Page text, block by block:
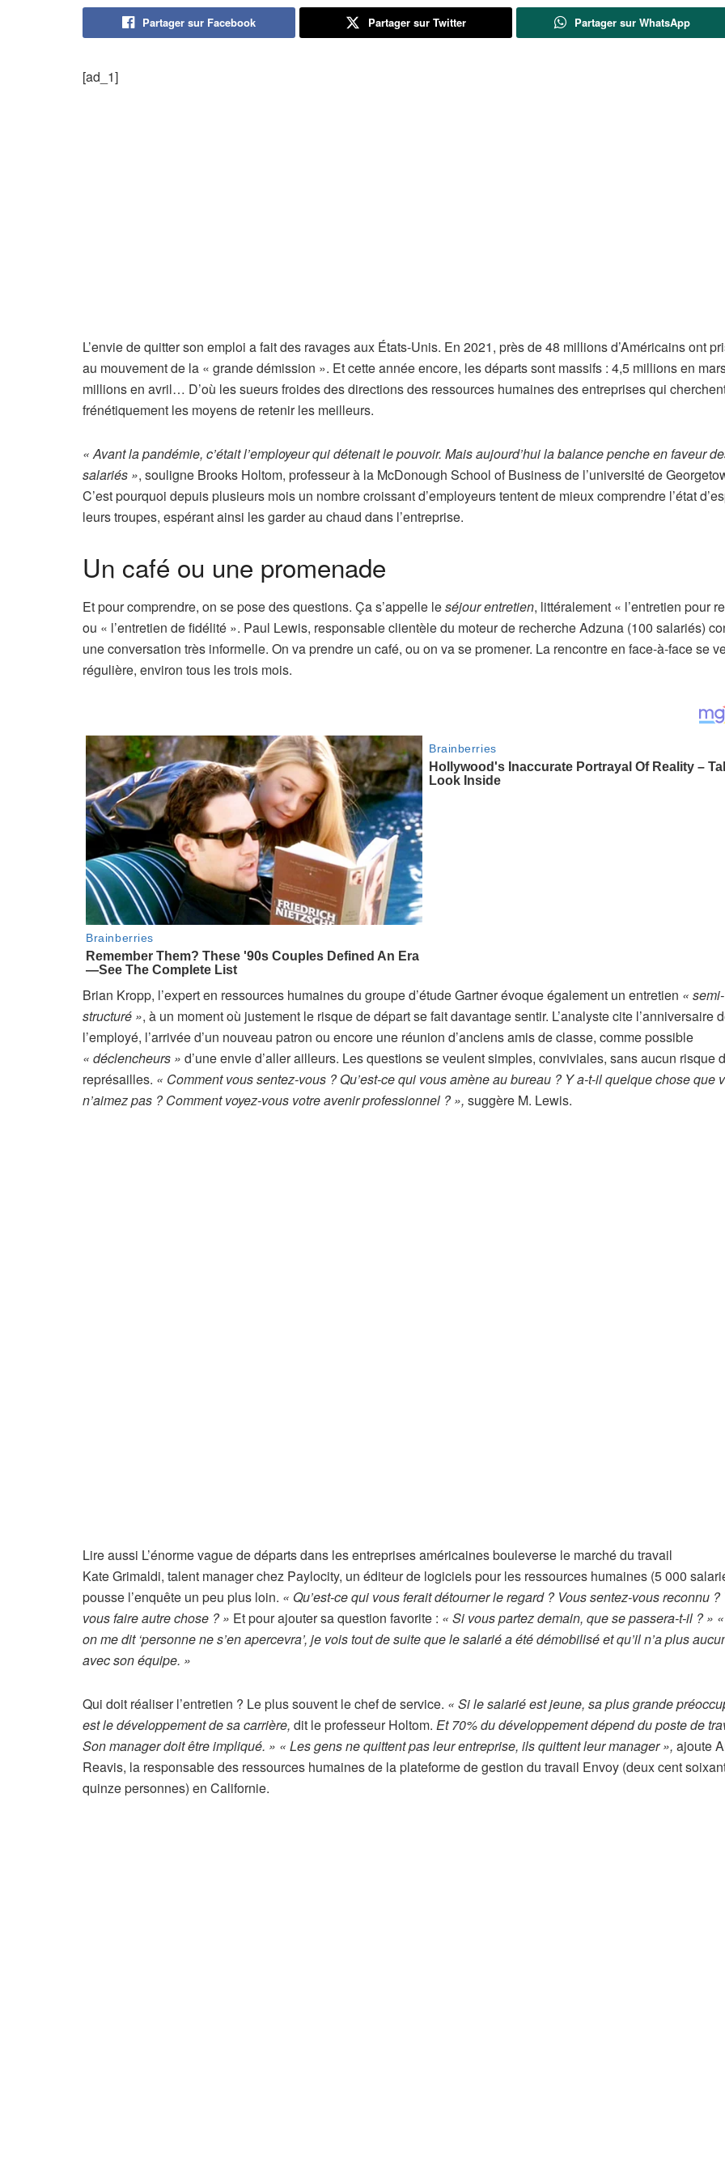
Partager sur Facebook Partager sur Twitter Partager sur WhatsApp
[ad_1]
L’envie de quitter son emploi a fait des ravages aux États-Unis. En 2021, près de 48 millions d’Américains ont
au mouvement de la « grande démission ». Et cette année encore, les départs sont massifs : 4,5 millions en
millions en avril… D’où les sueurs froides des directions des ressources humaines des entreprises qui
frénétiquement les moyens de retenir les meilleurs.
« Avant la pandémie, c’était l’employeur qui détenait le pouvoir. Mais aujourd’hui la balance penche en faveur
salariés », souligne Brooks Holtom, professeur à la McDonough School of Business de l’université de
C’est pourquoi depuis plusieurs mois un nombre croissant d’employeurs tentent de mieux comprendre l’état
leurs troupes, espérant ainsi les garder au chaud dans l’entreprise.
Un café ou une promenade
Et pour comprendre, on se pose des questions. Ça s’appelle leséjour entretien, littéralement « l’entretien pour
ou « l’entretien de fidélité ». Paul Lewis, responsable clientèle du moteur de recherche Adzuna (100 salariés)
une conversation très informelle. On va prendre un café, ou on va se promener. La rencontre en face-à-face se
régulière, environ tous les trois mois.
Brian Kropp, l’expert en ressources humaines du groupe d’étude Gartner évoque également un entretien « semi-
structuré », à un moment où justement le risque de départ se fait davantage sentir. L’analyste cite l’anniversaire
l’employé, l’arrivée d’un nouveau patron ou encore une réunion d’anciens amis de classe, comme possible
« déclencheurs » d’une envie d’aller ailleurs. Les questions se veulent simples, conviviales, sans aucun risque
représailles. « Comment vous sentez-vous ? Qu’est-ce qui vous amène au bureau ? Y a-t-il quelque chose que
n’aimez pas ? Comment voyez-vous votre avenir professionnel ? », suggère M. Lewis.
Lire aussi A
r
t
i
c
l
r
é
s
e
r
L’énorme vague de départs dans les entreprises américaines bouleverse le marché du travail
Kate Grimaldi, talent manager chez Paylocity, un éditeur de logiciels pour les ressources humaines (5 000
pousse l’enquête un peu plus loin. « Qu’est-ce qui vous ferait détourner le regard ? Vous sentez-vous reconnu ?
vous faire autre chose ? » Et pour ajouter sa question favorite : « Si vous partez demain, que se passera-t-il ? »
on me dit ‘personne ne s’en apercevra’, je vois tout de suite que le salarié a été démobilisé et qu’il n’a plus
avec son équipe. »
Qui doit réaliser l’entretien ? Le plus souvent le chef de service. « Si le salarié est jeune, sa plus grande
est le développement de sa carrière, dit le professeur Holtom. Et 70% du développement dépend du poste de
Son manager doit être impliqué. » « Les gens ne quittent pas leur entreprise, ils quittent leur manager », ajoute
Reavis, la responsable des ressources humaines de la plateforme de gestion du travail Envoy (deux cent
quinze personnes) en Californie.